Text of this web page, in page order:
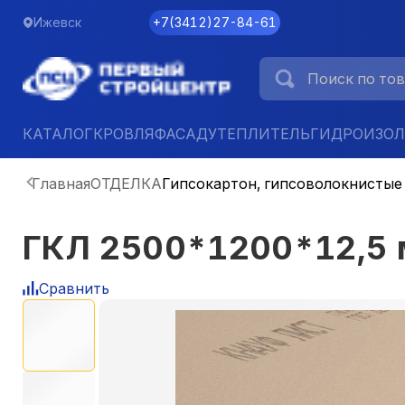
Ижевск +7(3412)27-84-61
КАТАЛОГКРОВЛЯФАСАДУТЕПЛИТЕЛЬ
ГлавнаяОТДЕЛКАГипсокартон,
ГКЛ 2500*1200*12,5
Сравнить